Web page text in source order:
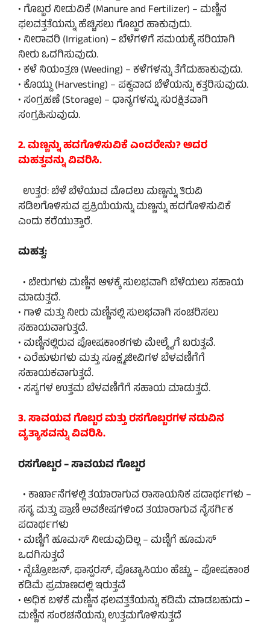
• ಗೊಬ್ಬರ ನೀಡುವಿಕೆ (Manure and Fertilizer) – ಮಣ್ಣಿನ
ಫಲವತ್ತತೆಯನ್ನು ಹೆಚ್ಚಿಸಲು ಗೊಬ್ಬರ ಹಾಕುವುದು.
• ನೀರಾವರಿ (Irrigation) – ಬೆಳೆಗಳಿಗೆ ಸಮಯಕ್ಕೆ ಸರಿಯಾಗಿ
ನೀರು ಒದಗಿಸುವುದು.
• ಕಳೆ ನಿಯಂತ್ರಣ (Weeding) – ಕಳೆಗಳನ್ನು ತೆಗೆದುಹಾಕುವುದು.
• ಕೊಯ್ದು (Harvesting) – ಪಕ್ವವಾದ ಬೆಳೆಯನ್ನು ಕತ್ತರಿಸುವುದು.
• ಸಂಗ್ರಹಣೆ (Storage) – ಧಾನ್ಯಗಳನ್ನು ಸುರಕ್ಷಿತವಾಗಿ
ಸಂಗ್ರಹಿಸುವುದು.
2. ಮಣ್ಣನ್ನು ಹದಗೊಳಿಸುವಿಕೆ ಎಂದರೇನು? ಅದರ
ಮಹತ್ವವನ್ನು ವಿವರಿಸಿ.
ಉತ್ತರ: ಬೆಳೆ ಬೆಳೆಯುವ ಮೊದಲು ಮಣ್ಣನ್ನು ತಿರುವಿ
ಸಡಿಲಗೊಳಿಸುವ ಪ್ರಕ್ರಿಯೆಯನ್ನು ಮಣ್ಣನ್ನು ಹದಗೊಳಿಸುವಿಕೆ
ಎಂದು ಕರೆಯುತ್ತಾರೆ.
ಮಹತ್ವ:
• ಬೇರುಗಳು ಮಣ್ಣಿನ ಆಳಕ್ಕೆ ಸುಲಭವಾಗಿ ಬೆಳೆಯಲು ಸಹಾಯ
ಮಾಡುತ್ತದೆ.
• ಗಾಳಿ ಮತ್ತು ನೀರು ಮಣ್ಣಿನಲ್ಲಿ ಸುಲಭವಾಗಿ ಸಂಚರಿಸಲು
ಸಹಾಯವಾಗುತ್ತದೆ.
• ಮಣ್ಣಿನಲ್ಲಿರುವ ಪೋಷಕಾಂಶಗಳು ಮೇಲ್ಮೈಗೆ ಬರುತ್ತವೆ.
• ಎರೆಹುಳುಗಳು ಮತ್ತು ಸೂಕ್ಷ್ಮಜೀವಿಗಳ ಬೆಳವಣಿಗೆಗೆ
ಸಹಾಯಕವಾಗುತ್ತದೆ.
• ಸಸ್ಯಗಳ ಉತ್ತಮ ಬೆಳವಣಿಗೆಗೆ ಸಹಾಯ ಮಾಡುತ್ತದೆ.
3. ಸಾವಯವ ಗೊಬ್ಬರ ಮತ್ತು ರಸಗೊಬ್ಬರಗಳ ನಡುವಿನ
ವ್ಯತ್ಯಾಸವನ್ನು ವಿವರಿಸಿ.
ರಸಗೊಬ್ಬರ – ಸಾವಯವ ಗೊಬ್ಬರ
• ಕಾರ್ಖಾನೆಗಳಲ್ಲಿ ತಯಾರಾಗುವ ರಾಸಾಯನಿಕ ಪದಾರ್ಥಗಳು –
ಸಸ್ಯ ಮತ್ತು ಪ್ರಾಣಿ ಅವಶೇಷಗಳಿಂದ ತಯಾರಾಗುವ ನೈಸರ್ಗಿಕ
ಪದಾರ್ಥಗಳು
• ಮಣ್ಣಿಗೆ ಹೂಮಸ್ ನೀಡುವುದಿಲ್ಲ – ಮಣ್ಣಿಗೆ ಹೂಮಸ್
ಒದಗಿಸುತ್ತದೆ
• ನೈಟ್ರೋಜನ್, ಫಾಸ್ಪರಸ್, ಪೊಟ್ಯಾಸಿಯಂ ಹೆಚ್ಚು – ಪೋಷಕಾಂಶ
ಕಡಿಮೆ ಪ್ರಮಾಣದಲ್ಲಿ ಇರುತ್ತವೆ
• ಅಧಿಕ ಬಳಕೆ ಮಣ್ಣಿನ ಫಲವತ್ತತೆಯನ್ನು ಕಡಿಮೆ ಮಾಡಬಹುದು –
ಮಣ್ಣಿನ ಸಂರಚನೆಯನ್ನು ಉತ್ತಮಗೊಳಿಸುತ್ತದೆ